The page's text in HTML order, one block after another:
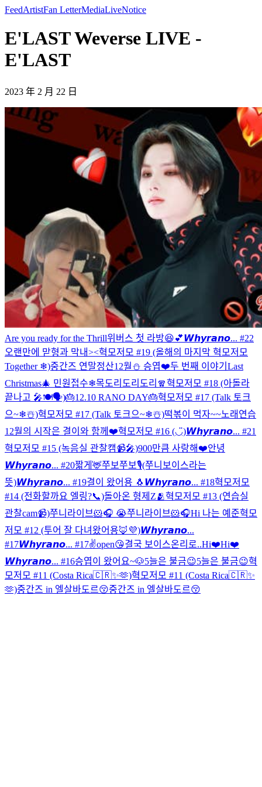
FeedArtistFan LetterMediaLiveNotice
E'LAST Weverse LIVE -
E'LAST
2023 年 2 月 22 日
Are you ready for the Thrill위버스 첫 라방😆💕𝙒𝙝𝙮𝙧𝙖𝙣𝙤... #22
오랜만에 맏형과 막내><혁모저모 #19 (올해의 마지막 혁모저모
Together ❄)중간즈 연말정산12월⛄️ 승엽❤️두 번째 이야기 Last
Christmas🎄 민원접수❄목도리도리도리🧣혁모저모 #18 (아돌라
끝나고 🎤🍽🗣)🎂12.10 RANO DAY🎂혁모저모 #17 (Talk 토크
으~❄☃️)혁모저모 #17 (Talk 토크으~❄☃️)떡볶이 먹자~~노래연습
12월의 시작은 결이와 함께❤️혁모저모 #16 (◡̈)𝙒𝙝𝙮𝙧𝙖𝙣𝙤... #21
혁모저모 #15 (녹음실 관찰캠📹🎤)900만큼 사랑해❤️안녕
𝙒𝙝𝙮𝙧𝙖𝙣𝙤... #20짧게🦌쭈보쭈보🎙️(쭈니보이스라는
뜻)𝙒𝙝𝙮𝙧𝙖𝙣𝙤... #19결이 왔어용 🐧 𝙒𝙝𝙮𝙧𝙖𝙣𝙤... #18혁모저모
#14 (전화할까요 엘링?📞)돌아온 형제Z🫂혁모저모 #13 (연습실
관찰cam📹)쭈니라이브🐹🎧 😭쭈니라이브🐹🎧Hi 나는 예준혁모
저모 #12 (투어 잘 다녀왔어용🦊💜)𝙒𝙝𝙮𝙧𝙖𝙣𝙤...
#17𝙒𝙝𝙮𝙧𝙖𝙣𝙤... #17✌️open😘결국 보이스온리로..Hi❤️Hi❤️
𝙒𝙝𝙮𝙧𝙖𝙣𝙤... #16승엽이 왔어요~🐶5늘은 불금😉5늘은 불금😉혁
모저모 #11 (Costa Rica🇨🇷✨🫶)혁모저모 #11 (Costa Rica🇨🇷✨
🫶)중간즈 in 엘살바도르😚중간즈 in 엘살바도르😚